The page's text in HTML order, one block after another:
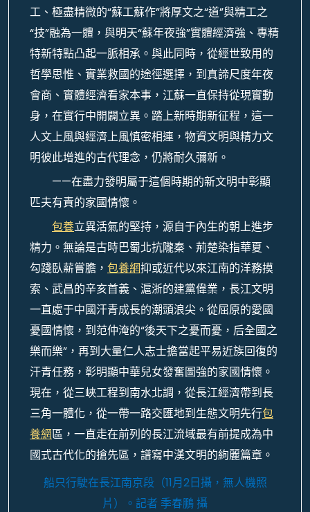
工、極盡精微的“蘇工蘇作”將厚文之“道”與精工之
“技”融為一體，與明天“蘇年夜強”實體經濟強、專精
特新特點凸起一脈相承。與此同時，從經世致用的
哲學思惟、實業救國的途徑選擇，到真諦尺度年夜
會商、實體經濟看家本事，江蘇一直保持從現實動
身，在實行中開闢立異。踏上新時期新征程，這一
人文上風與經濟上風慎密相連，物資文明與精力文
明彼此增進的古代理念，仍將耐久彌新。
——在盡力發明屬于這個時期的新文明中彰顯
匹夫有責的家國情懷。
包養立異活氣的堅持，源自于內生的朝上進步
精力。無論是古時巴蜀北抗隴秦、荊楚染指華夏、
勾踐臥薪嘗膽， 包養網抑或近代以來江南的洋務摸
索、武昌的辛亥首義、滬浙的建黨偉業，長江文明
一直處于中國汗青成長的潮頭浪尖。從屈原的愛國
憂國情懷，到范仲淹的“後天下之憂而憂，后全國之
樂而樂”，再到大量仁人志士擔當起平易近族回復的
汗青任務，彰明顯中華兒女發奮圖強的家國情懷。
現在，從三峽工程到南水北調，從長江經濟帶到長
三角一體化，從一帶一路交匯地到生態文明先行包
養網區，一直走在前列的長江流域最有前提成為中
國式古代化的搶先區，譜寫中漢文明的絢麗篇章。
船只行駛在長江南京段（11月2日攝，無人機照
片）。 記者 季春鵬 攝